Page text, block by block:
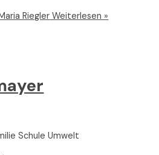
Riegler Weiterlesen »
Schule Umwelt